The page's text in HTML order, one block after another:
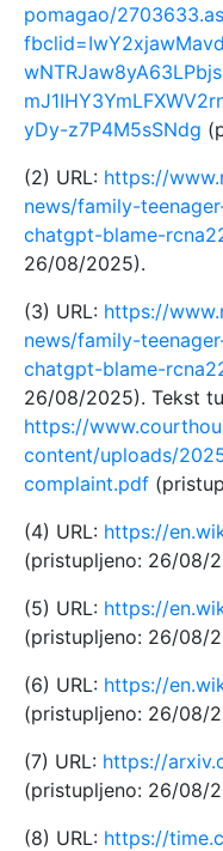
pomagao/
yDy-z7P4M5sSNdg
(2) URL: https://
news/family-
chatgpt-blame-
26/08/2025).
(3) URL: https://
news/family-
chatgpt-blame-
26/08/2025). Tekst
https://
content/uploads/
complaint.pdf
(4) URL: https://
(pristupljeno: 26/08/
(5) URL: https://
(pristupljeno: 26/08/
(6) URL: https://
(pristupljeno: 26/08/
(7) URL: https://
(pristupljeno: 26/08/
(8) URL: https://